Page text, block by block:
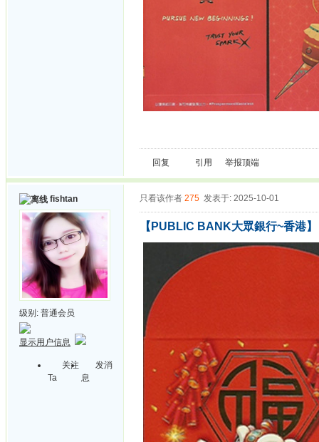
回复 引用 举报顶端
fishtan
级别: 普通会员
显示用户信息
关注
Ta
发消
息
只看该作者 275 发表于: 2025-10-01
【PUBLIC BANK大眾銀行~香港】